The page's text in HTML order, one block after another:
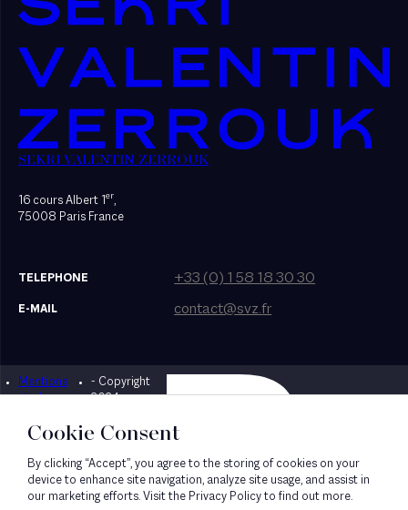
SEKRI VALENTIN ZERROUK
16 cours Albert 1er,
75008 Paris France
TELEPHONE +33 (0) 1 58 18 30 30
E-MAIL contact@svz.fr
Mentions
légales
- Copyright
2024
Designed by Bonhomme
Cookie Consent
By clicking “Accept”, you agree to the storing of cookies on your
device to enhance site navigation, analyze site usage, and assist in
our marketing efforts. Visit the Privacy Policy to find out more.